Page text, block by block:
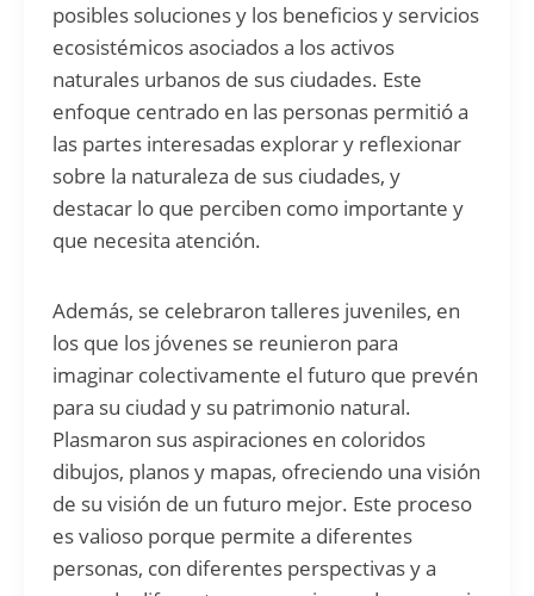
posibles soluciones y los beneficios y servicios
ecosistémicos asociados a los activos
naturales urbanos de sus ciudades. Este
enfoque centrado en las personas permitió a
las partes interesadas explorar y reflexionar
sobre la naturaleza de sus ciudades, y
destacar lo que perciben como importante y
que necesita atención.
Además, se celebraron talleres juveniles, en
los que los jóvenes se reunieron para
imaginar colectivamente el futuro que prevén
para su ciudad y su patrimonio natural.
Plasmaron sus aspiraciones en coloridos
dibujos, planos y mapas, ofreciendo una visión
de su visión de un futuro mejor. Este proceso
es valioso porque permite a diferentes
personas, con diferentes perspectivas y a